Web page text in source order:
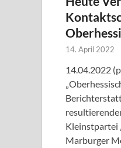
14. April 2022
14.04.2022
Kleinstpartei
Marburger